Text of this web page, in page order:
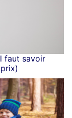
faut savoir